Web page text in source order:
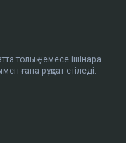
толық немесе ішінара
ғана рұқсат етіледі.